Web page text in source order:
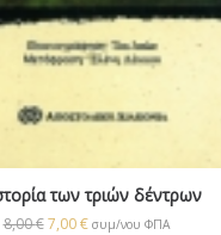
των τριών δέντρων
8,00€ 7,00€ συμ/νου ΦΠΑ